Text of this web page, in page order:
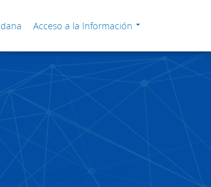
Acceso a la Información